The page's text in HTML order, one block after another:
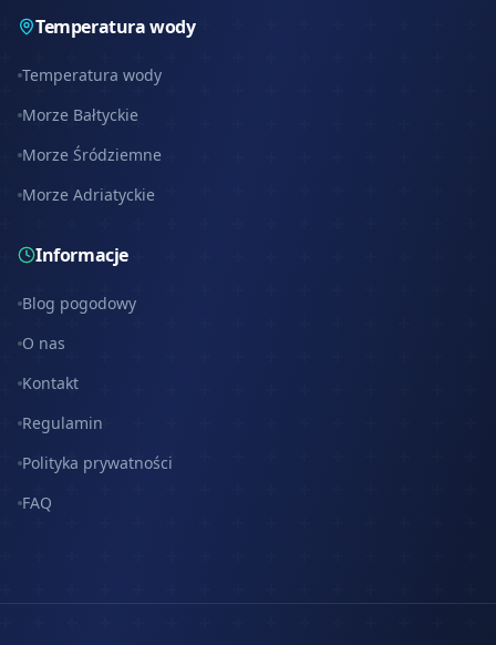
Temperatura wody
Temperatura wody
Morze Bałtyckie
Morze Śródziemne
Morze Adriatyckie
Informacje
Blog pogodowy
O nas
Kontakt
Regulamin
Polityka prywatności
FAQ